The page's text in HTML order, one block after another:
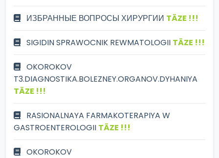
ИЗБРАННЫЕ ВОПРОСЫ ХИРУРГИИ TÄZE !!!
SIGIDIN SPRAWOCNIK REWMATOLOGII TÄZE !!!
OKOROKOV
T3.DIAGNOSTIKA.BOLEZNEY.ORGANOV.DYHANIYA
TÄZE !!!
RASIONALNAYA FARMAKOTERAPIYA W
GASTROENTEROLOGII TÄZE !!!
OKOROKOV